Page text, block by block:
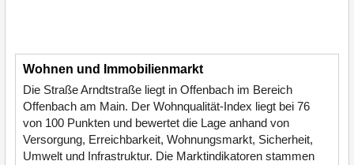
Wohnen und Immobilienmarkt
Die Straße Arndtstraße liegt in Offenbach im Bereich
Offenbach am Main. Der Wohnqualität-Index liegt bei 76
von 100 Punkten und bewertet die Lage anhand von
Versorgung, Erreichbarkeit, Wohnungsmarkt, Sicherheit,
Umwelt und Infrastruktur. Die Marktindikatoren stammen